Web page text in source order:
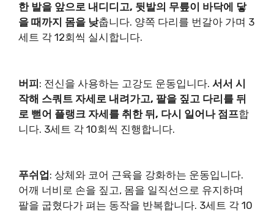
한 발을 앞으로 내디디고, 뒷발의 무릎이 바닥에 닿
을 때까지 몸을 낮춥니다. 양쪽 다리를 번갈아 가며 3
세트 각 12회씩 실시합니다.
버피: 전신을 사용하는 고강도 운동입니다. 서서 시
작해 스쿼트 자세로 내려가고, 팔을 짚고 다리를 뒤
로 뻗어 플랭크 자세를 취한 뒤, 다시 일어나 점프합
니다. 3세트 각 10회씩 진행합니다.
푸쉬업 : 상체와 코어 근육을 강화하는 운동입니다.
어깨 너비로 손을 짚고, 몸을 일직선으로 유지하며
팔을 굽혔다가 펴는 동작을 반복합니다. 3세트 각 10